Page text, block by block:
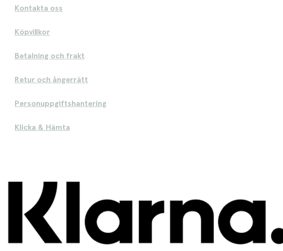
Kontakta oss
Köpvillkor
Betalning och frakt
Retur och ångerrätt
Personuppgiftshantering
Klicka & Hämta